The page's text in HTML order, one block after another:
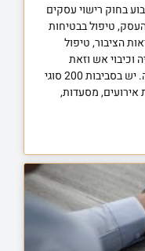
בחוק רישוי עסקים
טיפול בבטיחות
הציבור, טיפול
וכיבוי אש וזאת
באמצעות מנגנוני פיקוח, ביקורת ואכיפה. יש בסביבות 200 סוגי
אירועים, מסעדות,